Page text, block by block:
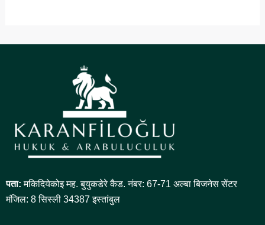
पता: मकिदियेकोइ मह. बुयुकडेरे कैड. नंबर: 67-71 अल्बा बिजनेस सेंटर
मंजिल: 8 सिस्ली 34387 इस्तांबुल